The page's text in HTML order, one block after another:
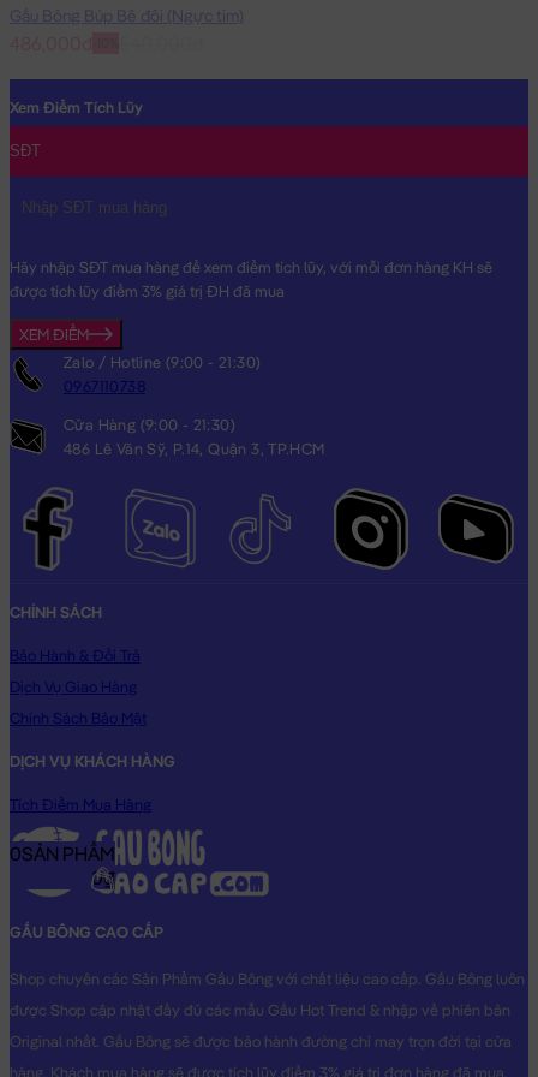
Xem Điểm Tích Lũy
SĐT
Hãy nhập SĐT mua hàng để xem điểm tích lũy, với mỗi đơn hàng KH sẽ
được tích lũy điểm 3% giá trị ĐH đã mua
XEM ĐIỂM
Zalo / Hotline (9:00 - 21:30)
0967110738
Cửa Hàng (9:00 - 21:30)
486 Lê Văn Sỹ, P.14, Quận 3, TP.HCM
CHÍNH SÁCH
Bảo Hành & Đổi Trả
Dịch Vụ Giao Hàng
Chính Sách Bảo Mật
DỊCH VỤ KHÁCH HÀNG
Tích Điểm Mua Hàng
GẤU BÔNG CAO CẤP
Shop chuyên các Sản Phẩm Gấu Bông với chất liệu cao cấp. Gấu Bông luôn
được Shop cập nhật đầy đủ các mẫu Gấu Hot Trend & nhập về phiên bản
Original nhất. Gấu Bông sẽ được bảo hành đường chỉ may trọn đời tại cửa
hàng, Khách mua hàng sẽ được tích lũy điểm 3% giá trị đơn hàng đã mua.
0SẢN PHẨM
0₫